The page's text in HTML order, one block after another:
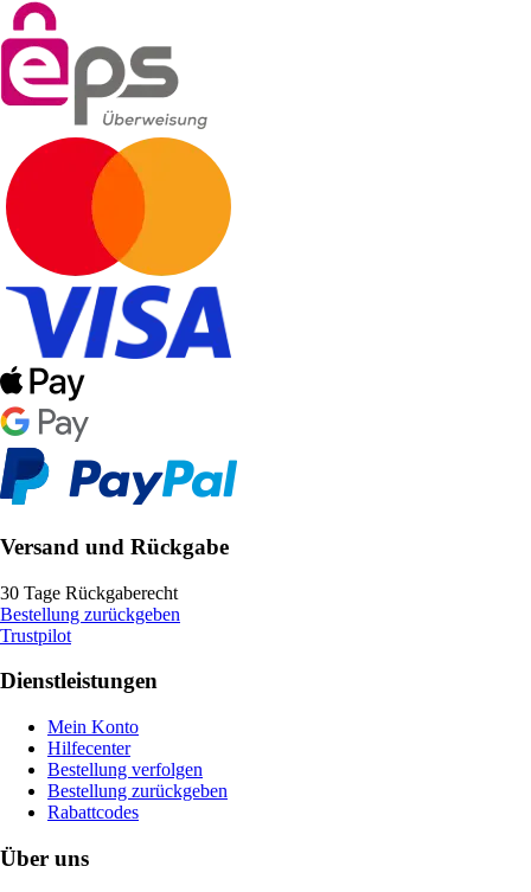
Versand und Rückgabe
30 Tage Rückgaberecht
Bestellung zurückgeben
Trustpilot
Dienstleistungen
Mein Konto
Hilfecenter
Bestellung verfolgen
Bestellung zurückgeben
Rabattcodes
Über uns